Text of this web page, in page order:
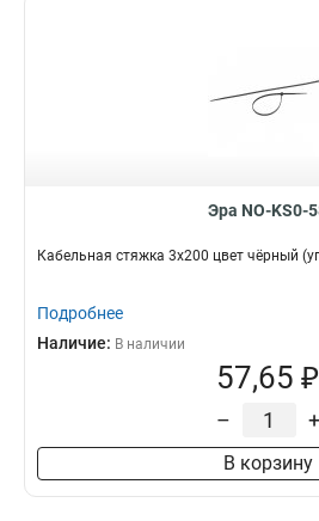
Эра NO-KS0-
Кабельная стяжка 3x200 цвет чёрный
Подробнее
Наличие: В наличии
57,65 ₽
– +
В корзину